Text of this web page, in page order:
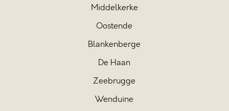
Middelkerke
Oostende
Blankenberge
De Haan
Zeebrugge
Wenduine